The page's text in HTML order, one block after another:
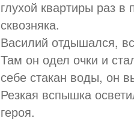
глухой квартиры раз в
сквозняка.
Василий отдышался,
Там он одел очки и
себе стакан воды, он
Резкая вспышка
героя.